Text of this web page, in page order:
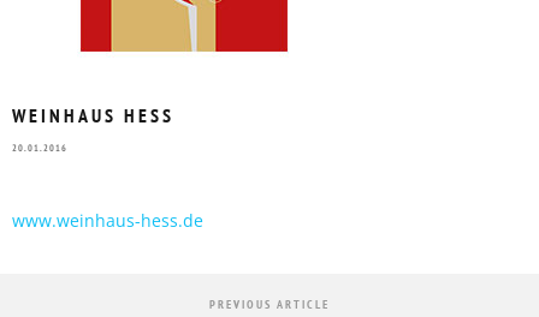
WEINHAUS HESS
20.01.2016
www.weinhaus-hess.de
PREVIOUS ARTICLE